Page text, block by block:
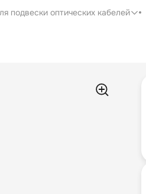
подвески оптических кабелей